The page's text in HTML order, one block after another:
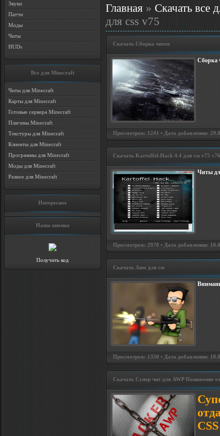
Звуки
Патчи
Моды
Читы
HUDs
Все для Minecraft
Читы для Minecraft
Карты для Minecraft
Готовые сервера Minecraft
Плагины Minecraft
Текстуры для Minecraft
Клиенты для Minecraft
Программы для Minecraft
Моды для Minecraft
Разное для Minecraft
Интересное
Наша кнопка
Получить код
Главная » Скачать все
для css v75
Скачать Cборка читов
Cборка
Просмотров: 1241 • Дата добавления:
Скачать Kartoffel-Hack 4.4 для css v75
Читы
Просмотров: 2978 • Дата добавления:
Скачать Аим для css
Просмотров: 1350 • Дата добавления:
Скачать Супер чит для AWP Понижение